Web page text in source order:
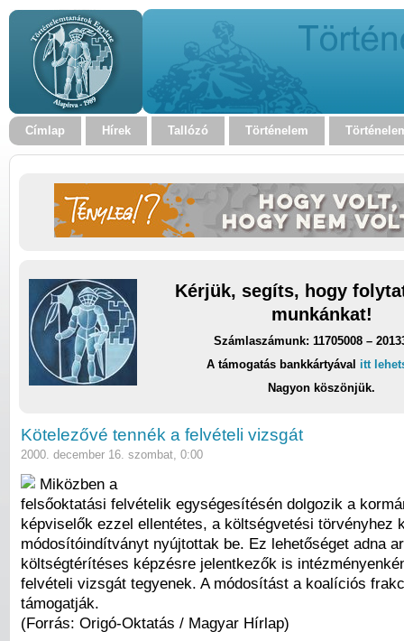
Címlap Hírek Tallózó Történelem
Kérjük, segíts, hogy
munkánkat!
Számlaszámunk: 11705008 –
A támogatás bankkártyával itt
Nagyon köszönjük.
Kötelezővé tennék a felvételi vizsgát
2000. december 16. szombat, 0:00
Miközben a
felsőoktatási felvételik egységesítésén dolgozik a
képviselők ezzel ellentétes, a költségvetési törvényhez
módosítóindítványt nyújtottak be. Ez lehetőséget adna
költségtérítéses képzésre jelentkezők is
felvételi vizsgát tegyenek. A módosítást a koalíciós
támogatják.
(Forrás: Origó-Oktatás / Magyar Hírlap)